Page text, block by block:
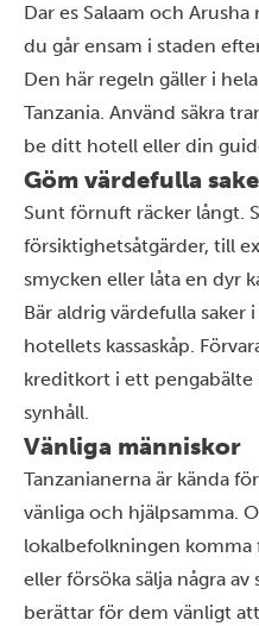
Dar es Salaam och
du går ensam i staden
Den här regeln gäller i hela
Tanzania. Använd säkra
be ditt hotell eller din
Göm värdefulla
Sunt förnuft räcker långt.
försiktighetsåtgärder, till
smycken eller låta en dyr
Bär aldrig värdefulla saker
hotellets kassaskåp.
kreditkort i ett
synhåll.
Vänliga människor
Tanzanianerna är kända
vänliga och hjälpsamma.
lokalbefolkningen
eller försöka sälja några
berättar för dem vänligt